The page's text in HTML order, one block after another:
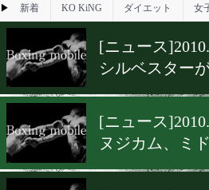
2010年10
▶ 新着 KO KiNG ダイエット
[ニュース
シルベス